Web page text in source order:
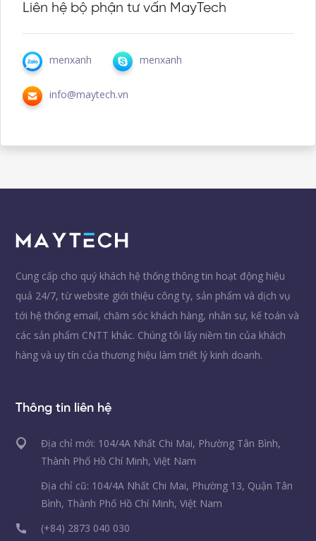
Liên hệ bộ phận tư vấn MayTech
menxanh menxanh
info@maytech.vn
Cung cấp cho quý khách hệ thống thông tin hoạt động hiệu
quả 24/7, từ website giới thiệu công ty, sản phẩm và dịch vụ
tới hệ thống email, chăm sóc khách hàng, nhân sự, kế toán và
các sản phẩm CNTT khác. Chúng tôi lấy niềm tin của khách
hàng và uy tín của thương hiệu làm triết lý kinh doanh.
Thông tin liên hệ
Địa chỉ mới: 104/4A Nhất Chi Mai, Phường Tân Bình,
Thành Phố Hồ Chí Minh, Việt Nam
Địa chỉ cũ: 104/4A Nhất Chi Mai, Phường 13, Quận Tân
Bình, Thành Phố Hồ Chí Minh, Việt Nam
(+84) 2873 040 030